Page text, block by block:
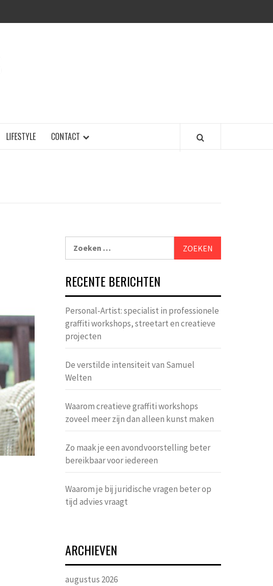
LIFESTYLE CONTACT
RECENTE BERICHTEN
Personal-Artist: specialist in professionele
graffiti workshops, streetart en creatieve
projecten
De verstilde intensiteit van Samuel
Welten
Waarom creatieve graffiti workshops
zoveel meer zijn dan alleen kunst maken
Zo maak je een avondvoorstelling beter
bereikbaar voor iedereen
Waarom je bij juridische vragen beter op
tijd advies vraagt
ARCHIEVEN
augustus 2026